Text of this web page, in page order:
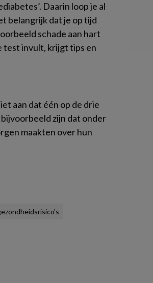
Daarin loop je al
belangrijk dat je op tijd
schade aan hart
test invult, krijgt tips en
aan dat één op de drie
zijn dat onder
maakten over hun